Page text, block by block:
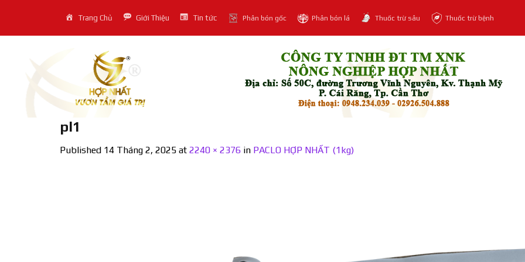
content
Trang Chủ Giới Thiệu Tin tức Phân bón gốc Phân bón lá Thuốc trừ sâu Thuốc trừ bệnh
pl1
Published 14 Tháng 2, 2025 at 2240 × 2376 in PACLO HỢP NHẤT (1kg)